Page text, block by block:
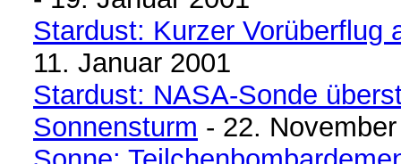
Stardust: Kurzer Vorüberflug
11. Januar 2001
Stardust: NASA-Sonde
Sonnensturm - 22.